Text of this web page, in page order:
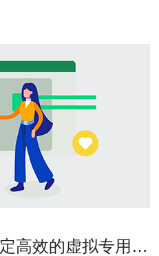
高效的虚拟专用服